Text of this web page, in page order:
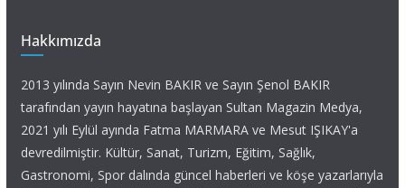
Hakkımızda
2013 yılında Sayın Nevin BAKIR ve Sayın Şenol BAKIR
tarafından yayın hayatına başlayan Sultan Magazin Medya,
2021 yılı Eylül ayında Fatma MARMARA ve Mesut IŞIKAY'a
devredilmiştir. Kültür, Sanat, Turizm, Eğitim, Sağlık,
Gastronomi, Spor dalında güncel haberleri ve köşe yazarlarıyla